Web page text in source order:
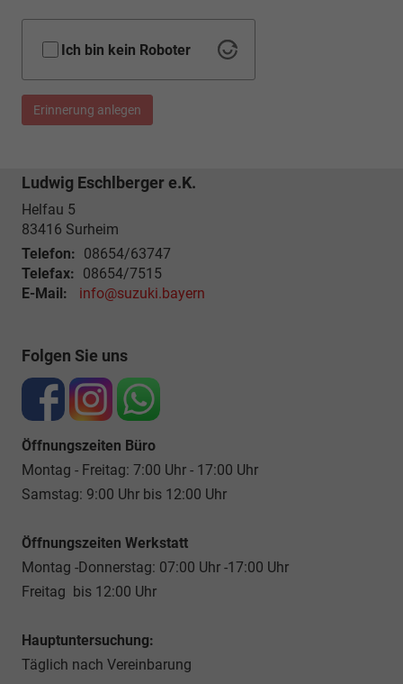
Ich bin kein Roboter
Erinnerung anlegen
Ludwig Eschlberger e.K.
Helfau 5
83416 Surheim
Telefon: 08654/63747
Telefax: 08654/7515
E-Mail:
info@suzuki.bayern
Folgen Sie uns
Öffnungszeiten Büro
Montag - Freitag: 7:00 Uhr - 17:00 Uhr
Samstag: 9:00 Uhr bis 12:00 Uhr
Öffnungszeiten Werkstatt
Montag -Donnerstag: 07:00 Uhr -17:00 Uhr
Freitag bis 12:00 Uhr
Hauptuntersuchung:
Täglich nach Vereinbarung